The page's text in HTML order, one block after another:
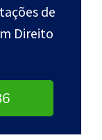
de
Direito